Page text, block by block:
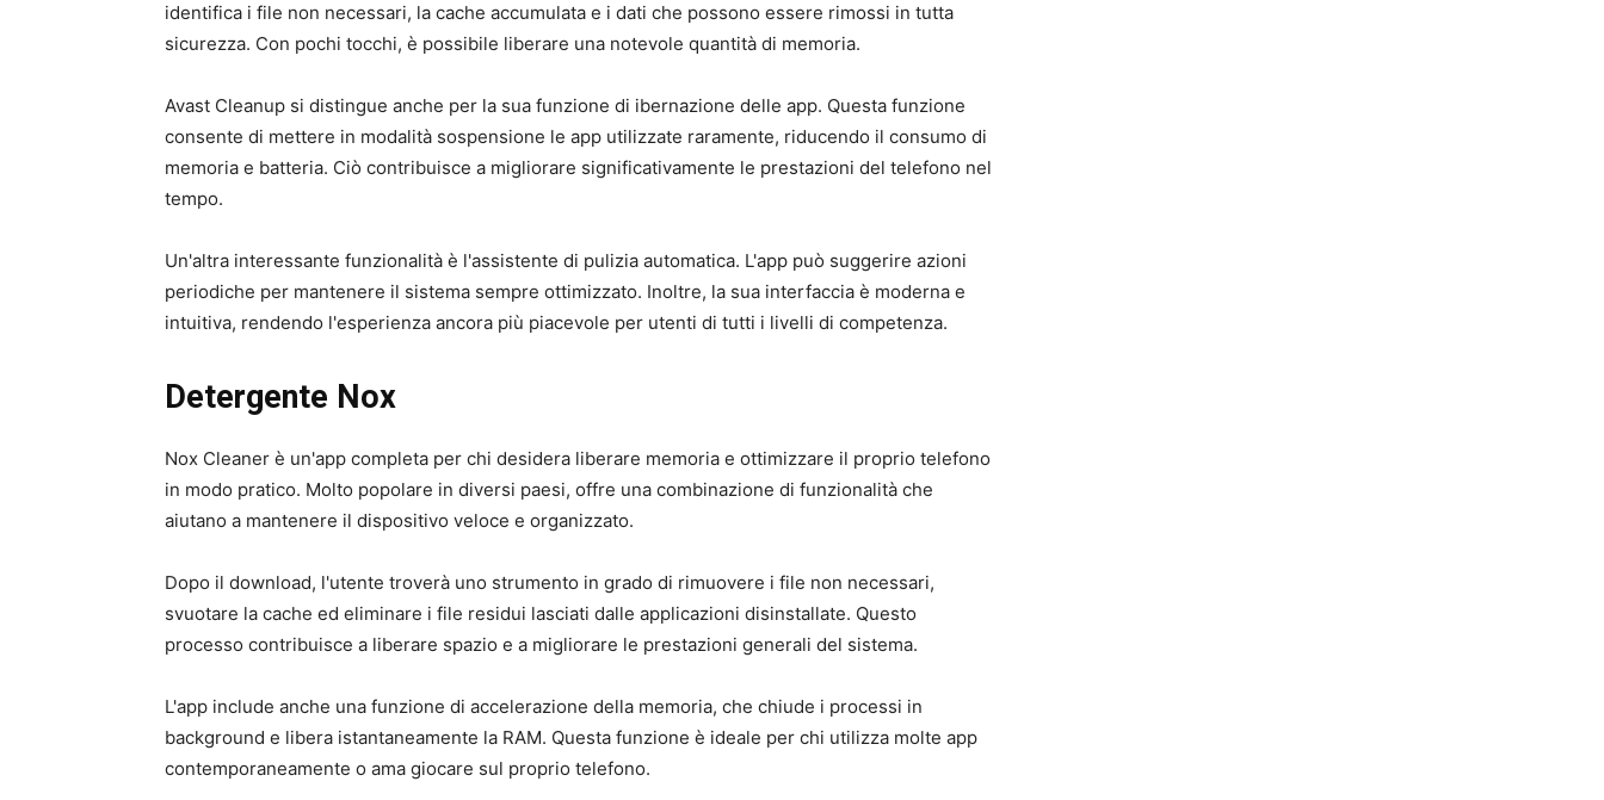
identifica i file non necessari, la cache accumulata e i dati che possono essere rimossi in tutta
sicurezza. Con pochi tocchi, è possibile liberare una notevole quantità di memoria.
Avast Cleanup si distingue anche per la sua funzione di ibernazione delle app. Questa funzione
consente di mettere in modalità sospensione le app utilizzate raramente, riducendo il consumo di
memoria e batteria. Ciò contribuisce a migliorare significativamente le prestazioni del telefono nel
tempo.
Un'altra interessante funzionalità è l'assistente di pulizia automatica. L'app può suggerire azioni
periodiche per mantenere il sistema sempre ottimizzato. Inoltre, la sua interfaccia è moderna e
intuitiva, rendendo l'esperienza ancora più piacevole per utenti di tutti i livelli di competenza.
Detergente Nox
Nox Cleaner è un'app completa per chi desidera liberare memoria e ottimizzare il proprio telefono
in modo pratico. Molto popolare in diversi paesi, offre una combinazione di funzionalità che
aiutano a mantenere il dispositivo veloce e organizzato.
Dopo il download, l'utente troverà uno strumento in grado di rimuovere i file non necessari,
svuotare la cache ed eliminare i file residui lasciati dalle applicazioni disinstallate. Questo
processo contribuisce a liberare spazio e a migliorare le prestazioni generali del sistema.
L'app include anche una funzione di accelerazione della memoria, che chiude i processi in
background e libera istantaneamente la RAM. Questa funzione è ideale per chi utilizza molte app
contemporaneamente o ama giocare sul proprio telefono.